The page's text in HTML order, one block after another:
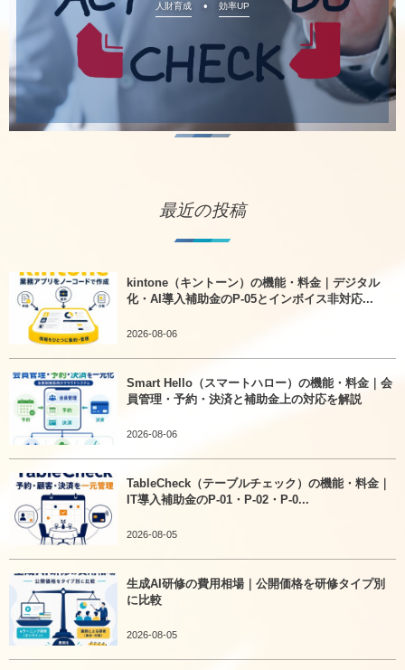
人財育成 効率UP
最近の投稿
kintone（キントーン）の機能・料金｜デジタル
化・AI導入補助金のP-05とインボイス非対応...
2026-08-06
Smart Hello（スマートハロー）の機能・料金｜会
員管理・予約・決済と補助金上の対応を解説
2026-08-06
TableCheck（テーブルチェック）の機能・料金｜
IT導入補助金のP-01・P-02・P-0...
2026-08-05
生成AI研修の費用相場｜公開価格を研修タイプ別
に比較
2026-08-05